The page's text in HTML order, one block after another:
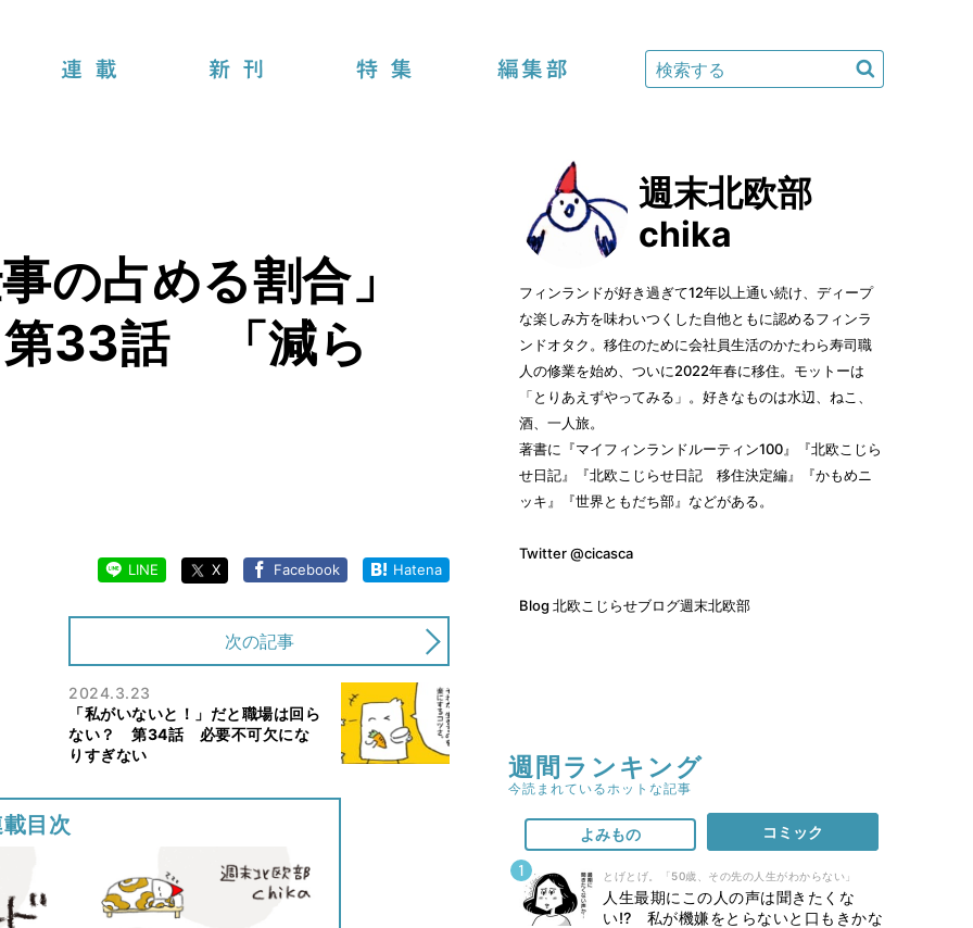
の占める割合」
33話 「減ら
LINE X Facebook Hatena
次の記事
2024.3.23
「私がいないと！」だと職場は回ら
ない？ 第34話 必要不可欠にな
りすぎない
目次
週末北欧部
chika
フィンランドが好き過ぎて12年以上通い続け、ディープ
な楽しみ方を味わいつくした自他ともに認めるフィンラ
ンドオタク。移住のために会社員生活のかたわら寿司職
人の修業を始め、ついに2022年春に移住。モットーは
「とりあえずやってみる」。好きなものは水辺、ねこ、
酒、一人旅。
著書に『マイフィンランドルーティン100』『北欧こじら
せ日記』『北欧こじらせ日記 移住決定編』『かもめニ
ッキ』『世界ともだち部』などがある。
Twitter@cicasca
Blog北欧こじらせブログ週末北欧部
週間ランキング
今読まれているホットな記事
よみもの コミック
とげとげ。「50歳、その先の人生がわからない」
人生最期にこの人の声は聞きたくな
い⁉ 私が機嫌をとらないと口もきかな